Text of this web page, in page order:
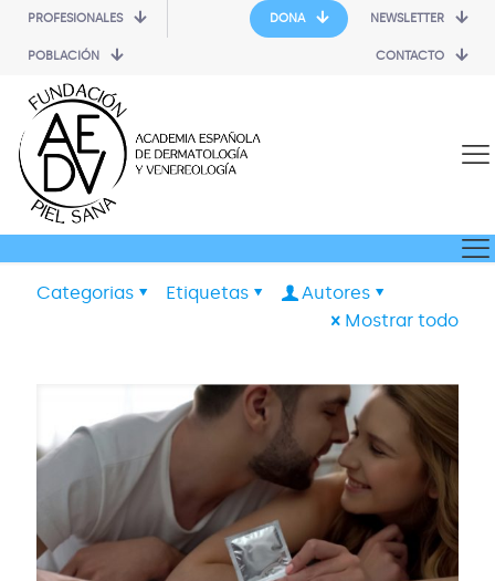
PROFESIONALES
POBLACIÓN
DONA NEWSLETTER
CONTACTO
Categorias Etiquetas
Autores
Mostrar todo